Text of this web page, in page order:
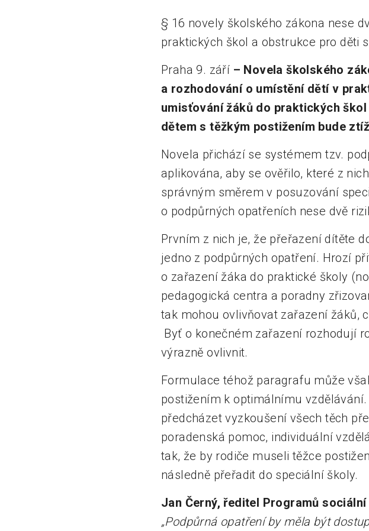
§ 16 novely školského zákona nese
praktických škol a obstrukce pro děti
Praha 9. září – Novela školského
a rozhodování o umístění dětí v
umisťování žáků do praktických
dětem s těžkým postižením bude
Novela přichází se systémem tzv.
aplikována, aby se ověřilo, které z
správným směrem v posuzování
o podpůrných opatřeních nese dvě
Prvním z nich je, že přeřazení dítěte
jedno z podpůrných opatření. Hrozí
o zařazení žáka do praktické školy
pedagogická centra a poradny
tak mohou ovlivňovat zařazení žáků,
Byť o konečném zařazení rozhodují
výrazně ovlivnit.
Formulace téhož paragrafu může
postižením k optimálnímu
předcházet vyzkoušení všech těch
poradenská pomoc, individuální
tak, že by rodiče museli těžce
následně přeřadit do speciální školy.
Jan Černý,ředitel Programů
„Podpůrná opatření by měla být